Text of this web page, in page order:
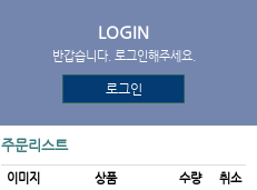
LOGIN
반갑습니다. 로그인해주세요.
로그인
주문리스트
이미지 상품 수량 취소